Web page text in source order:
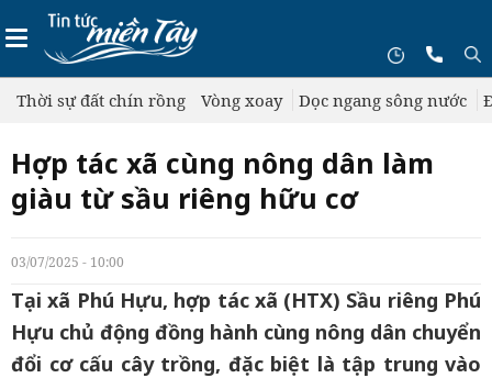
Thời sự đất chín rồng Vòng xoay Dọc ngang sông nước
Hợp tác xã cùng nông dân làm
giàu từ sầu riêng hữu cơ
03/07/2025 - 10:00
Tại xã Phú Hựu, hợp tác xã (HTX) Sầu riêng Phú
Hựu chủ động đồng hành cùng nông dân chuyển
đổi cơ cấu cây trồng, đặc biệt là tập trung vào